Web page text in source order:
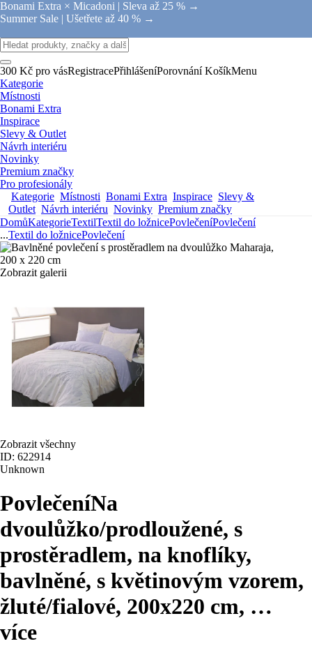
Bonami Extra × Micadoni | Sleva až 25 % →
Summer Sale | Ušetřete až 40 % →
300 Kč pro vásRegistracePřihlášeníPorovnání KošíkMenu
Kategorie
Místnosti
Bonami Extra
Inspirace
Slevy & Outlet
Návrh interiéru
Novinky
Premium značky
Pro profesionály
Kategorie Místnosti Bonami Extra Inspirace Slevy &
Outlet Návrh interiéru Novinky Premium značky
DomůKategorieTextilTextil do ložnicePovlečeníPovlečení
...Textil do ložnicePovlečení
Zobrazit galerii
Zobrazit všechny
ID: 622914
Unknown
PovlečeníNa
dvoulůžko/prodloužené, s
prostěradlem, na knoflíky,
bavlněné, s květinovým vzorem,
žluté/fialové, 200x220 cm, …
více